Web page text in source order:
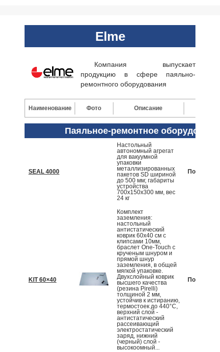
Elme
Компания выпускает
продукцию в сфере паяльно-
ремонтного оборудования
Наименование Фото Описание
Паяльное-ремонтное
SEAL 4000
Настольный
автономный агрегат
для вакуумной
упаковки
металлизированных
пакетов SD шириной
до 500 мм; габариты
устройства
700x150x300 мм, вес
24 кг
По запросу
KIT 60×40
Комплект
заземления:
настольный
антистатический
коврик 60x40 см с
клипсами 10мм,
браслет One-Touch с
крученым шнуром и
прямой шнур
заземления, в общей
мягкой упаковке.
Двухслойный коврик
высшего качества
(резина Pirelli)
толщиной 2 мм,
устойчив к истиранию,
термостоек до 440°C,
верхний слой -
антистатический
рассеивающий
электростатический
заряд, нижний
(черный) слой -
высокоомный...
По запросу